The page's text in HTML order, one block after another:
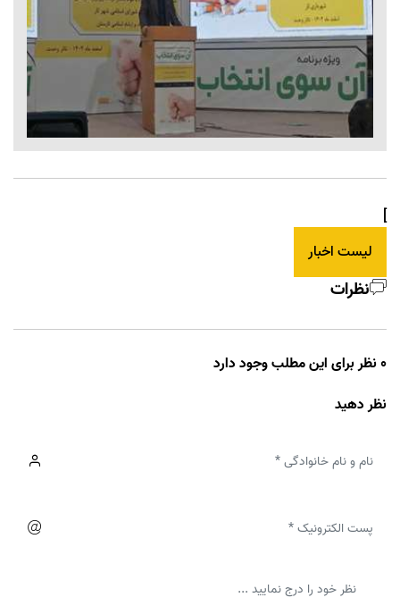
]
لیست اخبار
نظرات
0 نظر برای این مطلب وجود دارد
نظر دهید